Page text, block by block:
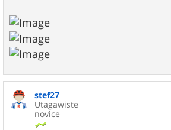
stef27
Utagawiste
novice